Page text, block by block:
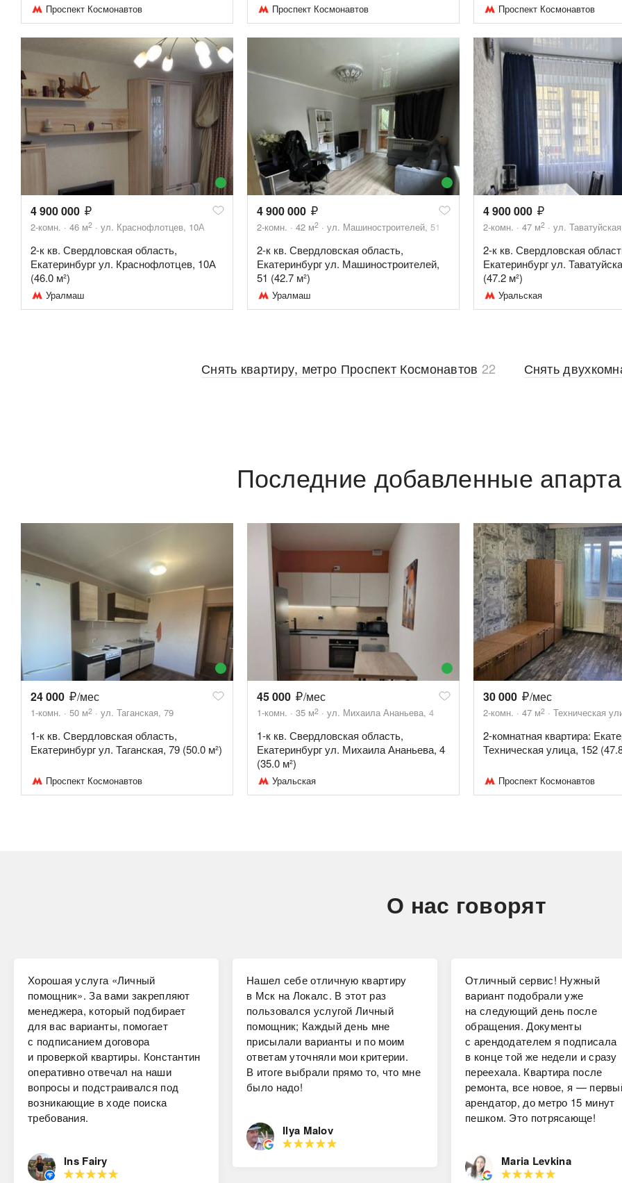
Проспект Космонавтов Проспект Космонавтов Проспект Космонавтов
4 900 000
2-комн. 46 м2 ул. Краснофлотцев, 10А
2-к кв. Свердловская область,
Екатеринбург ул. Краснофлотцев, 10А
(46.0 м²)
Уралмаш
4 900 000
2-комн. 42 м2 ул. Машиностроителей, 51
2-к кв. Свердловская область,
Екатеринбург ул. Машиностроителей,
51 (42.7 м²)
Уралмаш
4 900 000
2-комн. 47 м2 ул.
2-к кв. Свердловская
Екатеринбург ул.
(47.2 м²)
Уральская
Снять квартиру, метро Проспект Космонавтов 22 Снять
Последние добавленные
24 000 /мес
1-комн. 50 м2 ул. Таганская, 79
1-к кв. Свердловская область,
Екатеринбург ул. Таганская, 79 (50.0 м²)
Проспект Космонавтов
45 000 /мес
1-комн. 35 м2 ул. Михаила Ананьева, 4
1-к кв. Свердловская область,
Екатеринбург ул. Михаила Ананьева, 4
(35.0 м²)
Уральская
30 000 /мес
2-комн. 47 м2 Техническая
2-комнатная квартира:
Техническая улица, 152
Проспект Космонавтов
О нас говорят
Хорошая услуга «Личный
помощник». За вами закрепляют
менеджера, который подбирает
для вас варианты, помогает
с подписанием договора
и проверкой квартиры. Константин
оперативно отвечал на наши
вопросы и подстраивался под
возникающие в ходе поиска
требования.
Ins Fairy
Нашел себе отличную квартиру
в Мск на Локалс. В этот раз
пользовался услугой Личный
помощник; Каждый день мне
присылали варианты и по моим
ответам уточняли мои критерии.
В итоге выбрали прямо то, что мне
было надо!
Ilya Malov
Отличный сервис! Нужный
вариант подобрали уже
на следующий день после
обращения. Документы
с арендодателем я подписала
в конце той же недели и сразу
переехала. Квартира после
ремонта, все новое, я —
арендатор, до метро 15 минут
пешком. Это потрясающе!
Maria Levkina